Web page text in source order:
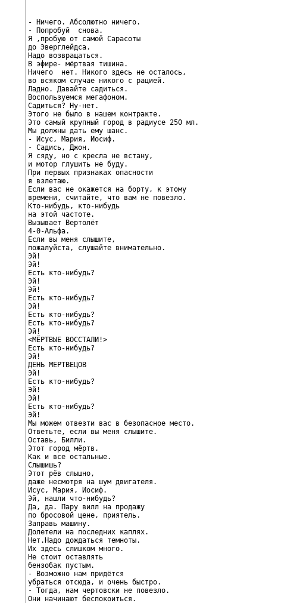
- Ничего. Абсолютно ничего.
- Попробуй  снова.
Я ,пробую от самой Сарасоты
до Эверглейдса.
Надо возвращаться.
В эфире- мёртвая тишина.
Ничего  нет. Никого здесь не осталось,
во всяком случае никого с рацией.
Ладно. Давайте садиться.
Воспользуемся мегафоном.
Садиться? Ну-нет.
Этого не было в нашем контракте.
Это самый крупный город в радиусе 250 мл.
Мы должны дать ему шанс.
- Исус, Мария, Иосиф.
- Садись, Джон.
Я сяду, но с кресла не встану,
и мотор глушить не буду.
При первых признаках опасности
я взлетаю.
Если вас не окажется на борту, к этому
времени, считайте, что вам не повезло.
Кто-нибудь, кто-нибудь
на этой частоте.
Вызывает Вертолёт
4-0-Альфа.
Если вы меня слышите,
пожалуйста, слушайте внимательно.
Эй!
Эй!
Есть кто-нибудь?
Эй!
Эй!
Есть кто-нибудь?
Эй!
Есть кто-нибудь?
Есть кто-нибудь?
Эй!
<МЁРТВЫЕ ВОССТАЛИ!>
Есть кто-нибудь?
Эй!
ДЕНЬ МЕРТВЕЦОВ
Эй!
Есть кто-нибудь?
Эй!
Эй!
Есть кто-нибудь?
Эй!
Мы можем отвезти вас в безопасное место.
Ответьте, если вы меня слышите.
Оставь, Билли.
Этот город мёртв.
Как и все остальные.
Слышишь?
Этот рёв слышно,
даже несмотря на шум двигателя.
Исус, Мария, Иосиф.
Эй, нашли что-нибудь?
Да, да. Пару вилл на продажу
по бросовой цене, приятель.
Заправь машину.
Долетели на последних каплях.
Нет.Надо дождаться темноты.
Их здесь слишком много.
Не стоит оставлять
бензобак пустым.
- Возможно нам придётся
убраться отсюда, и очень быстро.
- Тогда, нам чертовски не повезло.
Они начинают беспокоиться.